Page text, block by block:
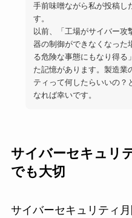
手前味噌ながら私が投稿し
す。
以前、「工場がサイバー攻
器の制御ができなくなった
る危険な事態にもなり得る
た記憶があります。製造業
ティって何したらいいの？
なれば幸いです。
サイバーセキュリ
でも大切
サイバーセキュリティ